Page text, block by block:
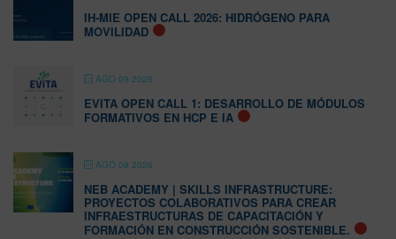
IH-MIE OPEN CALL 2026: HIDRÓGENO PARA
MOVILIDAD
AGO 09 2026
EVITA OPEN CALL 1: DESARROLLO DE MÓDULOS
FORMATIVOS EN HCP E IA
AGO 09 2026
NEB ACADEMY | SKILLS INFRASTRUCTURE:
PROYECTOS COLABORATIVOS PARA CREAR
INFRAESTRUCTURAS DE CAPACITACIÓN Y
FORMACIÓN EN CONSTRUCCIÓN SOSTENIBLE.